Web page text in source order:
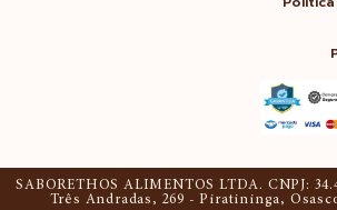
SABORETHOS ALIMENTOS LTDA. CNPJ:
Três Andradas, 269 - Piratininga, Osasco